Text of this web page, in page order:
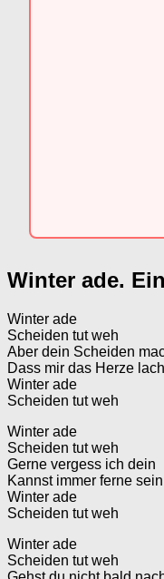
Winter ade.
Winter ade
Scheiden tut weh
Aber dein Scheiden
Dass mir das Herze
Winter ade
Scheiden tut weh
Winter ade
Scheiden tut weh
Gerne vergess ich dein
Kannst immer ferne sein
Winter ade
Scheiden tut weh
Winter ade
Scheiden tut weh